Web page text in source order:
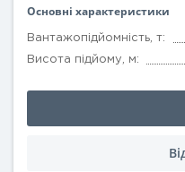
Основні характеристики
Вантажопідйомність, т:
Висота підйому, м: